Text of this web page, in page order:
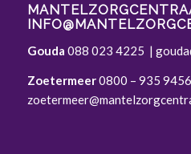
Gouda 088 023 4225 |
Zoetermeer0800 – 935 9456